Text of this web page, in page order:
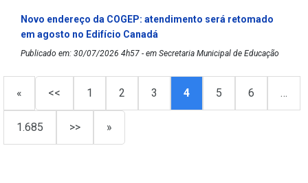
Novo endereço da COGEP: atendimento será retomado
em agosto no Edifício Canadá
Publicado em: 30/07/2026 4h57 - em Secretaria Municipal de Educação
« << 1 2 3 4 5 6 …
1.685 >> »